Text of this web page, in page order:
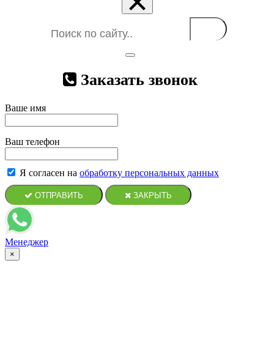
Заказать звонок
Ваше имя
Ваш телефон
Я согласен на обработку персональных данных
ОТПРАВИТЬ ЗАКРЫТЬ
Менеджер
×